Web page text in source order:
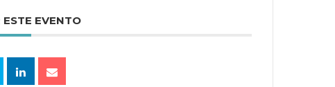
EVENTO